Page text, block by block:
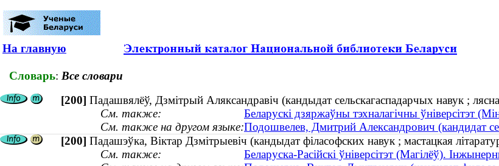
На главную
Словарь: Все словари
[200] Падашвялёў, Дзмітрый Аляксандравіч (кандыдат сельскагаспадарчых навук ;
См. также:
Беларускі дзяржаўны тэхналагічны ўніверсітэт
См. также на другом языке:Подошвелев, Дмитрий Александрович (кандидат
[200] Падашэўка, Віктар Дзмітрыевіч (кандыдат філасофских навук ; мастацкая
См. также:
Беларуска-Расійскі ўніверсітэт (Магілёў).